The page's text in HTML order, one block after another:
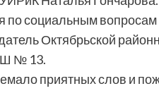
по социальным
Октябрьской
№ 13.
приятных слов и